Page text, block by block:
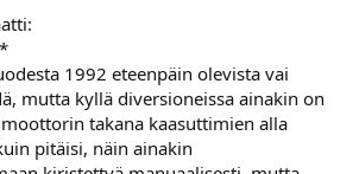
1992 eteenpäin olevista vai
mutta kyllä diversioneissa ainakin on
takana kaasuttimien alla
pitäisi, näin ainakin